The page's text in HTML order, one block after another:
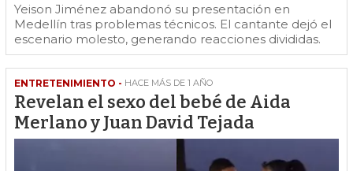
Yeison Jiménez abandonó su presentación en
Medellín tras problemas técnicos. El cantante dejó el
escenario molesto, generando reacciones divididas.
ENTRETENIMIENTO - HACE MÁS DE 1 AÑO
Revelan el sexo del bebé de Aida
Merlano y Juan David Tejada